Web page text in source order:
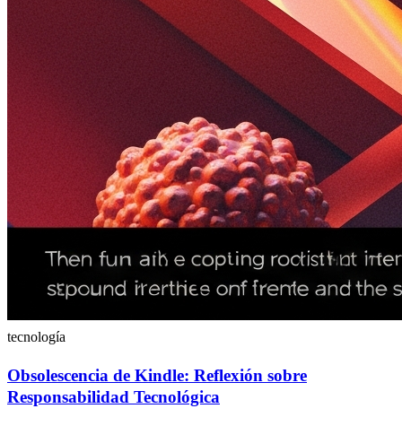
tecnología
Obsolescencia de Kindle: Reflexión sobre
Responsabilidad Tecnológica